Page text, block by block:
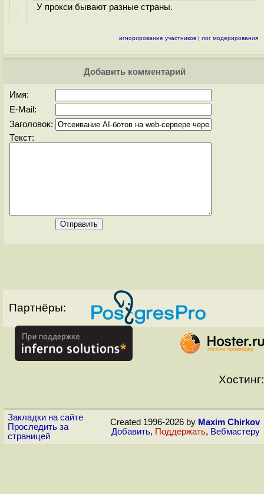
У прокси бывают разные страны.
игнорирование участников | лог модерирования
Добавить комментарий
Имя:
E-Mail:
Заголовок:
Текст:
Партнёры:
Хостинг:
Закладки на сайте
Проследить за
страницей
Created 1996-2026 by Maxim Chirkov
Добавить, Поддержать, Вебмастеру